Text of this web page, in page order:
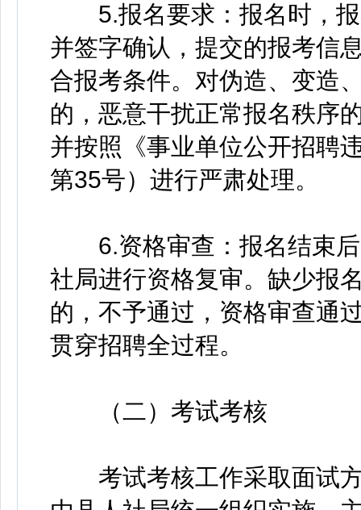
5.报名要求：报名时，报
并签字确认，提交的报考信
合报考条件。对伪造、变造
的，恶意干扰正常报名秩序
并按照《事业单位公开招聘
第35号）进行严肃处理。
6.资格审查：报名结束后
社局进行资格复审。缺少报
的，不予通过，资格审查通
贯穿招聘全过程。
（二）考试考核
考试考核工作采取面试方